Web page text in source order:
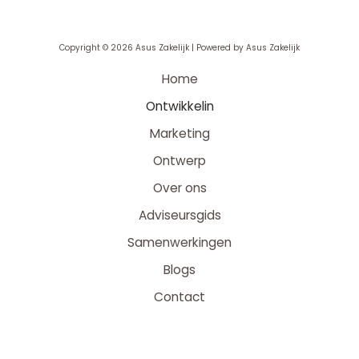
Copyright © 2026 Asus Zakelijk | Powered by Asus Zakelijk
Home
Ontwikkelin
Marketing
Ontwerp
Over ons
Adviseursgids
Samenwerkingen
Blogs
Contact